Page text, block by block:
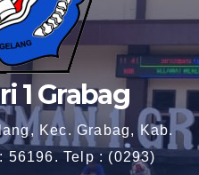
1 Grabag
Kec. Grabag, Kab.
56196. Telp : (0293)